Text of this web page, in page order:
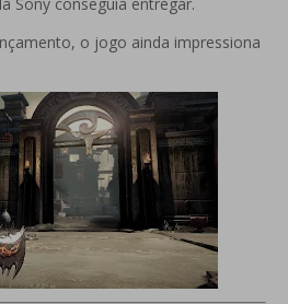
o jogo ainda impressiona